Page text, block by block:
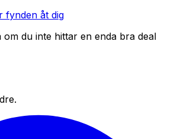
fynden åt dig
om du inte hittar en enda bra deal